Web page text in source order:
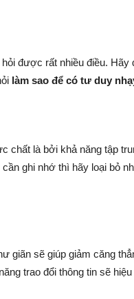
được rất nhiều điều.
làm sao để có tư duy
là bởi khả năng tập
ghi nhớ thì hãy loại bỏ
giãn sẽ giúp giảm căng
trao đổi thông tin sẽ